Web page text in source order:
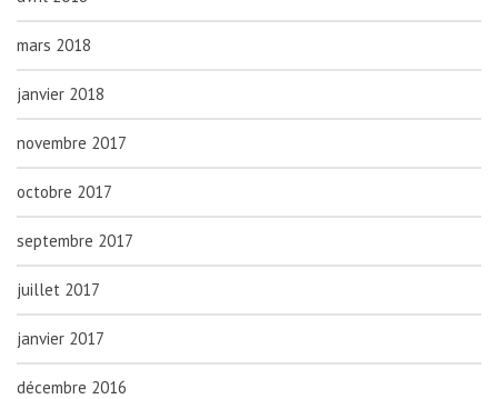
mars 2018
janvier 2018
novembre 2017
octobre 2017
septembre 2017
juillet 2017
janvier 2017
décembre 2016